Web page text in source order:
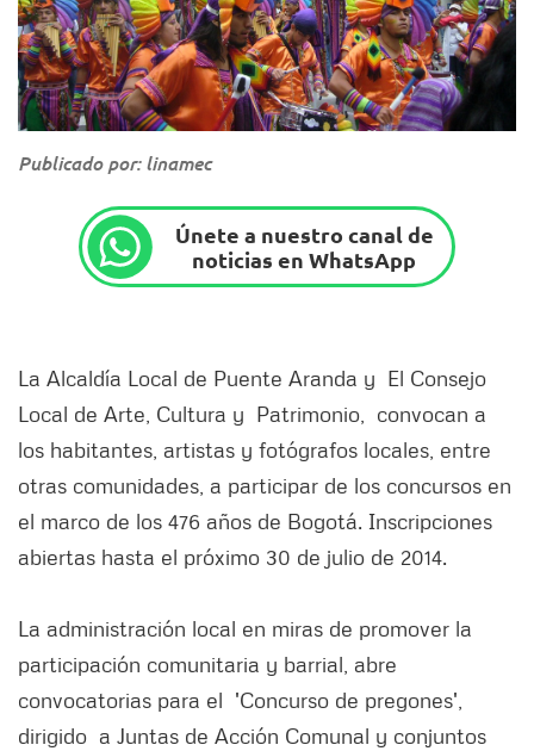
Publicado por: linamec
Únete a nuestro canal de
noticias en WhatsApp
La Alcaldía Local de Puente Aranda y El Consejo
Local de Arte, Cultura y Patrimonio, convocan a
los habitantes, artistas y fotógrafos locales, entre
otras comunidades, a participar de los concursos en
el marco de los 476 años de Bogotá. Inscripciones
abiertas hasta el próximo 30 de julio de 2014.
La administración local en miras de promover la
participación comunitaria y barrial, abre
convocatorias para el 'Concurso de pregones',
dirigido a Juntas de Acción Comunal y conjuntos